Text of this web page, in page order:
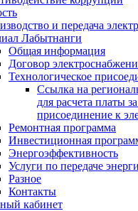
и передача
Лабытнанги
Общая информация
Договор
Технологическое
Ссылка на
для расчета платы
присоединение к
Ремонтная программа
Инвестиционная
Энергоэффективность
Услуги по передаче
Разное
Контакты
кабинет